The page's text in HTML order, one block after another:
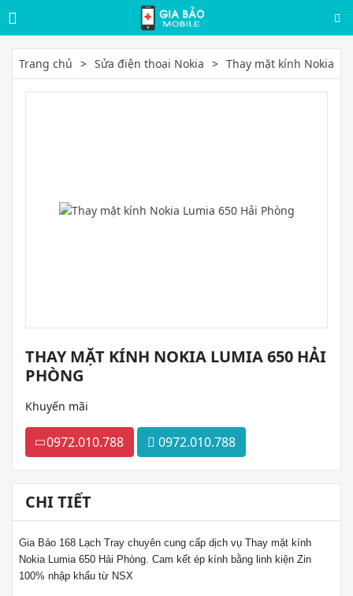
Trang chủ Sửa điện thoại Nokia Thay mặt kính Nokia
THAY MẶT KÍNH NOKIA LUMIA 650 HẢI
PHÒNG
Khuyến mãi
0972.010.788 0972.010.788
CHI TIẾT
Gia Bảo 168 Lạch Tray chuyên cung cấp dịch vụ Thay mặt kính
Nokia Lumia 650 Hải Phòng. Cam kết ép kính bằng linh kiện Zin
100% nhập khẩu từ NSX